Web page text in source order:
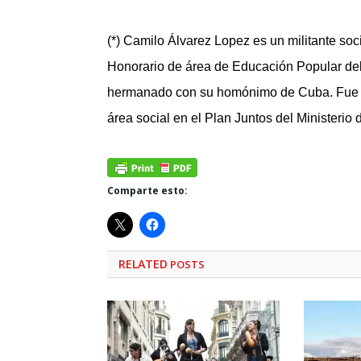
(*) Camilo Álvarez Lopez es un militante
Honorario de área de Educación Popular
hermanado con su homónimo de Cuba.
área social en el Plan Juntos del Ministerio
Comparte esto:
RELATED POSTS